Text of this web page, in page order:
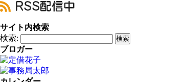
サイト内検索
検索:
ブロガー